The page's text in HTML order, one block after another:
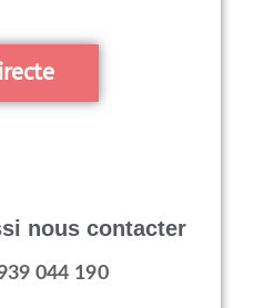
nous contacter
044 190